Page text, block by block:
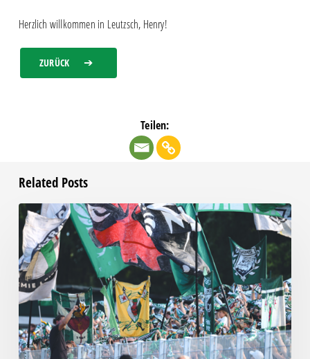
Herzlich willkommen in Leutzsch, Henry!
ZURÜCK
Teilen:
Related Posts
Faninfo
zum
Auswärtsspiel
beim
RSV
Eintracht